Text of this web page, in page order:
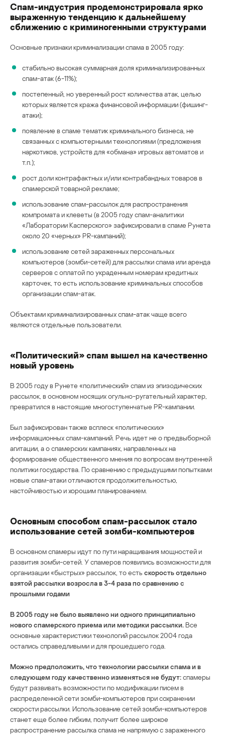
Cпам-индустрия продемонстрировала ярко
выраженную тенденцию к дальнейшему
сближению с криминогенными структурами
Основные признаки криминализации спама в 2005 году:
стабильно высокая суммарная доля криминализированных
спам-атак (6-11%);
постепенный, но уверенный рост количества атак, целью
которых является кража финансовой информации (фишинг-
атаки);
появление в спаме тематик криминального бизнеса, не
связанных с компьютерными технологиями (предложения
наркотиков, устройств для «обмана» игровых автоматов и
т.п.);
рост доли контрафактных и/или контрабандных товаров в
спамерской товарной рекламе;
использование спам-рассылок для распространения
компромата и клеветы (в 2005 году спам-аналитики
«Лаборатории Касперского» зафиксировали в спаме Рунета
около 20 «черных» PR-кампаний);
использование сетей зараженных персональных
компьютеров (зомби-сетей) для рассылки спама или аренда
серверов с оплатой по украденным номерам кредитных
карточек, то есть использование криминальных способов
организации спам-атак.
Объектами криминализированных спам-атак чаще всего
являются отдельные пользователи.
«Политический» спам вышел на качественно
новый уровень
В 2005 году в Рунете «политический» спам из эпизодических
рассылок, в основном носящих огульно-ругательный характер,
превратился в настоящие многоступенчатые PR-кампании.
Был зафиксирован также всплеск «политических»
информационных спам-кампаний. Речь идет не о предвыборной
агитации, а о спамерских кампаниях, направленных на
формирование общественного мнения по вопросам внутренней
политики государства. По сравнению с предыдущими попытками
новые спам-атаки отличаются продолжительностью,
настойчивостью и хорошим планированием.
Основным способом спам-рассылок стало
использование сетей зомби-компьютеров
В основном спамеры идут по пути наращивания мощностей и
развития зомби-сетей. У спамеров появились возможности для
организации «быстрых» рассылок, то есть скорость отдельно
взятой рассылки возросла в 3-4 раза по сравнению с
прошлыми годами
В 2005 году не было выявлено ни одного принципиально
нового спамерского приема или методики рассылки.Все
основные характеристики технологий рассылок 2004 года
остались справедливыми и для прошедшего года.
Можно предположить, что технологии рассылки спама и в
следующем году качественно изменяться не будут:спамеры
будут развивать возможности по модификации писем в
распределенной сети зомби-компьютеров при сохранении
скорости рассылки. Использование сетей зомби-компьютеров
станет еще более гибким, получит более широкое
распространение рассылка спама не напрямую с зараженного